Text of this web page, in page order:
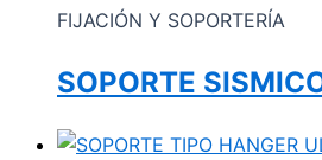
FIJACIÓN Y SOPORTERÍA
SOPORTE